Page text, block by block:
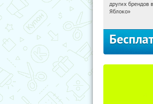
других брендов
Яблоко»